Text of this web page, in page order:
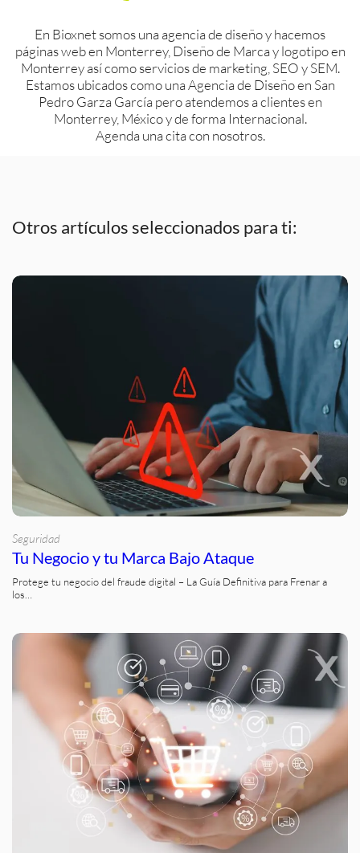
En Bioxnet somos una agencia de diseño y hacemos
páginas web en Monterrey, Diseño de Marca y logotipo en
Monterrey así como servicios de marketing, SEO y SEM.
Estamos ubicados como una Agencia de Diseño en San
Pedro Garza García pero atendemos a clientes en
Monterrey, México y de forma Internacional.
Agenda una cita con nosotros.
Otros artículos seleccionados para ti:
Seguridad
Tu Negocio y tu Marca Bajo Ataque
Protege tu negocio del fraude digital – La Guía Definitiva para Frenar a
los…